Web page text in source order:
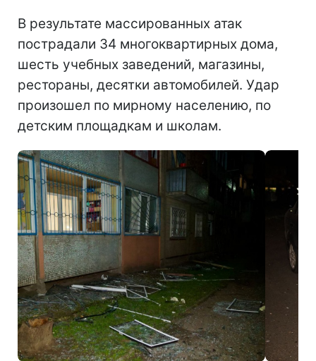
В результате массированных атак
пострадали 34 многоквартирных дома,
шесть учебных заведений, магазины,
рестораны, десятки автомобилей. Удар
произошел по мирному населению, по
детским площадкам и школам.